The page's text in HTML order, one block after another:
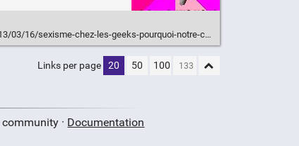
les-geeks-pourquoi-notre-communaute-est-malade-et-comment-y-remedier/
Links per page 20 50 100
· Documentation